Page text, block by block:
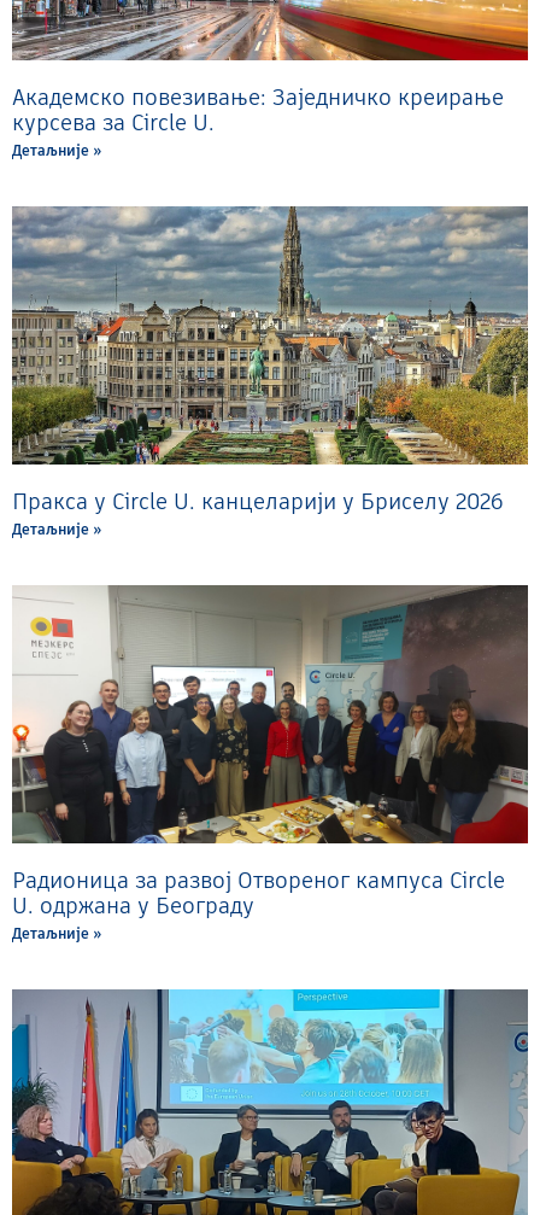
Академско повезивање: Заједничко креирање
курсева за Circle U.
Детаљније »
Пракса у Circle U. канцеларији у Бриселу 2026
Детаљније »
Радионица за развој Отвореног кампуса Circle
U. одржана у Београду
Детаљније »